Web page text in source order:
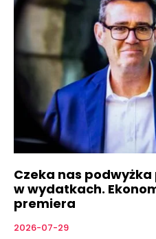
Czeka nas
w wydatkach.
premiera
2026-07-29